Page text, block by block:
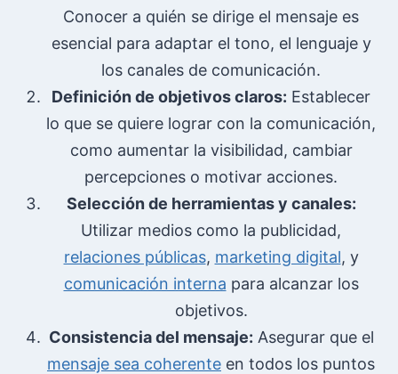
Conocer a quién se dirige el mensaje es
esencial para adaptar el tono, el lenguaje y
los canales de comunicación.
Definición de objetivos claros: Establecer
lo que se quiere lograr con la comunicación,
como aumentar la visibilidad, cambiar
percepciones o motivar acciones.
Selección de herramientas y canales:
Utilizar medios como la publicidad,
relaciones públicas, marketing digital, y
comunicación interna para alcanzar los
objetivos.
Consistencia del mensaje: Asegurar que el
mensaje sea coherente en todos los puntos